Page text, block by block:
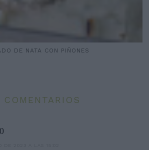
DE NATA CON PIÑONES
COMENTARIOS